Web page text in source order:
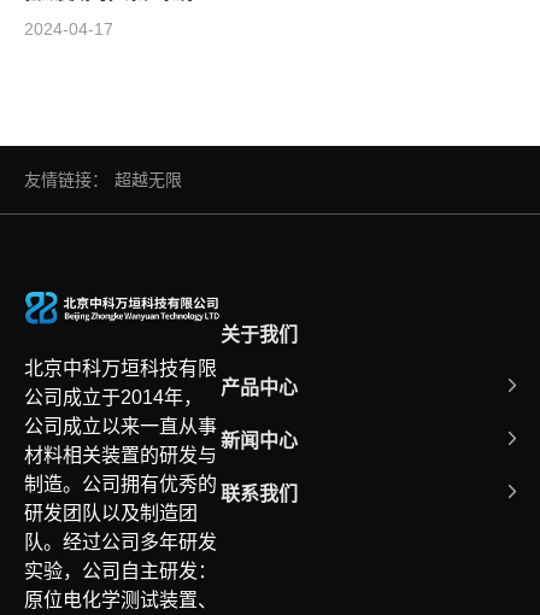
2024-04-17
友情链接： 超越无限
北京中科万垣科技有限
公司成立于2014年，
公司成立以来一直从事
材料相关装置的研发与
制造。公司拥有优秀的
研发团队以及制造团
队。经过公司多年研发
实验，公司自主研发：
原位电化学测试装置、
关于我们
产品中心
新闻中心
联系我们